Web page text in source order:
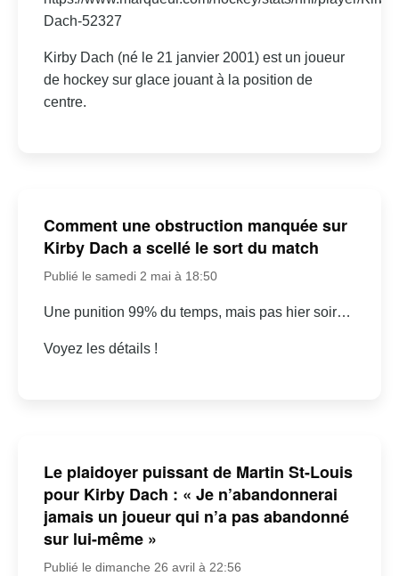
Dach-52327
Kirby Dach (né le 21 janvier 2001) est un joueur
de hockey sur glace jouant à la position de
centre.
Comment une obstruction manquée sur
Kirby Dach a scellé le sort du match
Publié le samedi 2 mai à 18:50
Une punition 99% du temps, mais pas hier soir…
Voyez les détails !
Le plaidoyer puissant de Martin St-Louis
pour Kirby Dach : « Je n’abandonnerai
jamais un joueur qui n’a pas abandonné
sur lui-même »
Publié le dimanche 26 avril à 22:56